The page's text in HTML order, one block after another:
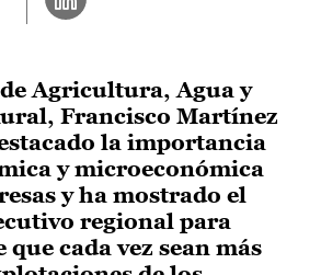
Agricultura, Agua y
Francisco Martínez
la importancia
y microeconómica
y ha mostrado el
regional para
cada vez sean más